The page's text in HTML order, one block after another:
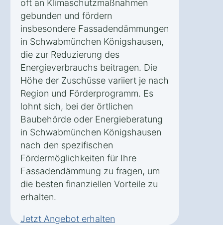
oft an Klimaschutzmaßnahmen
gebunden und fördern
insbesondere Fassadendämmungen
in Schwabmünchen Königshausen,
die zur Reduzierung des
Energieverbrauchs beitragen. Die
Höhe der Zuschüsse variiert je nach
Region und Förderprogramm. Es
lohnt sich, bei der örtlichen
Baubehörde oder Energieberatung
in Schwabmünchen Königshausen
nach den spezifischen
Fördermöglichkeiten für Ihre
Fassadendämmung zu fragen, um
die besten finanziellen Vorteile zu
erhalten.
Jetzt Angebot erhalten